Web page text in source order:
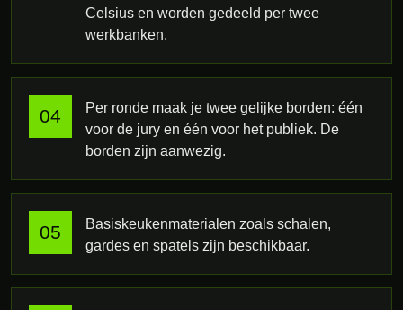
Celsius en worden gedeeld per twee
werkbanken.
Per ronde maak je twee gelijke borden: één
voor de jury en één voor het publiek. De
borden zijn aanwezig.
Basiskeukenmaterialen zoals schalen,
gardes en spatels zijn beschikbaar.